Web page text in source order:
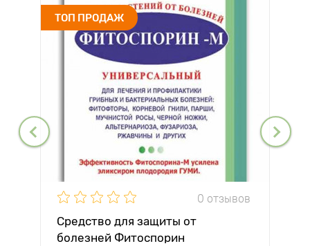
ТОП ПРОДАЖ
0 отзывов
Средство для защиты от
болезней Фитоспорин